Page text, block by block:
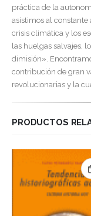
práctica de la
asistimos al
crisis climática y los
las huelgas salvajes,
dimisión».
contribución de gran
revolucionarias y la
PRODUCTOS